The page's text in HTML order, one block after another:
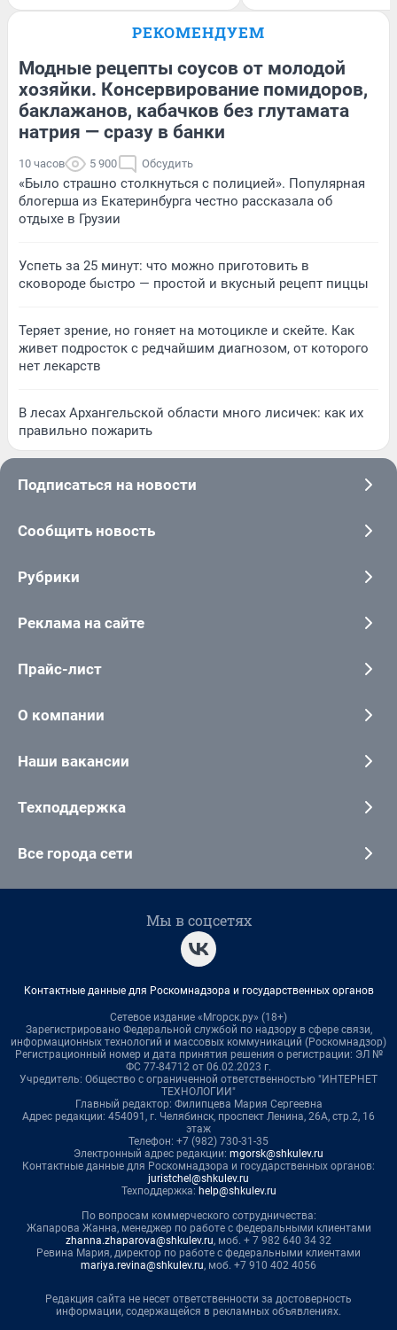
РЕКОМЕНДУЕМ
Модные рецепты соусов от молодой
хозяйки. Консервирование помидоров,
баклажанов, кабачков без глутамата
натрия — сразу в банки
10 часов 5 900 Обсудить
«Было страшно столкнуться с полицией». Популярная
блогерша из Екатеринбурга честно рассказала об
отдыхе в Грузии
Успеть за 25 минут: что можно приготовить в
сковороде быстро — простой и вкусный рецепт пиццы
Теряет зрение, но гоняет на мотоцикле и скейте. Как
живет подросток с редчайшим диагнозом, от которого
нет лекарств
В лесах Архангельской области много лисичек: как их
правильно пожарить
Подписаться на новости
Сообщить новость
Рубрики
Реклама на сайте
Прайс-лист
О компании
Наши вакансии
Техподдержка
Все города сети
Мы в соцсетях
Контактные данные для Роскомнадзора и государственных органов
Сетевое издание «Мгорск.ру» (18+)
Зарегистрировано Федеральной службой по надзору в сфере связи,
информационных технологий и массовых коммуникаций (Роскомнадзор)
Регистрационный номер и дата принятия решения о регистрации: ЭЛ №
ФС 77-84712 от 06.02.2023 г.
Учредитель: Общество с ограниченной ответственностью "ИНТЕРНЕТ
ТЕХНОЛОГИИ"
Главный редактор: Филипцева Мария Сергеевна
Адрес редакции: 454091, г. Челябинск, проспект Ленина, 26А, стр.2, 16
этаж
Телефон: +7 (982) 730-31-35
Электронный адрес редакции: mgorsk@shkulev.ru
Контактные данные для Роскомнадзора и государственных органов:
juristchel@shkulev.ru
Техподдержка: help@shkulev.ru
По вопросам коммерческого сотрудничества:
Жапарова Жанна, менеджер по работе с федеральными клиентами
zhanna.zhaparova@shkulev.ru, моб. + 7 982 640 34 32
Ревина Мария, директор по работе с федеральными клиентами
mariya.revina@shkulev.ru, моб. +7 910 402 4056
Редакция сайта не несет ответственности за достоверность
информации, содержащейся в рекламных объявлениях.